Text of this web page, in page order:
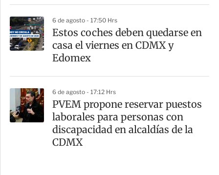
6 de agosto - 17:50 Hrs
Estos coches deben quedarse en
casa el viernes en CDMX y
Edomex
6 de agosto - 17:12 Hrs
PVEM propone reservar puestos
laborales para personas con
discapacidad en alcaldías de la
CDMX